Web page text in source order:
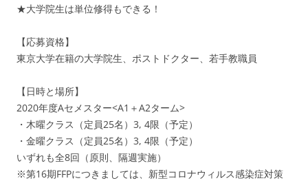
★大学院生は単位修得もできる！
【応募資格】
東京大学在籍の大学院生、ポストドクター、若手教職員
【日時と場所】
2020年度Aセメスター<A1＋A2ターム>
・木曜クラス（定員25名）3, 4限（予定）
・金曜クラス（定員25名）3, 4限（予定）
いずれも全8回（原則、隔週実施）
※第16期FFPにつきましては、新型コロナウィルス感染症対策